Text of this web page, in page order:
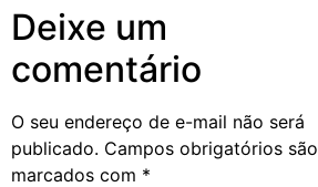
Deixe um
comentário
O seu endereço de e-mail não será
publicado. Campos obrigatórios são
marcados com *